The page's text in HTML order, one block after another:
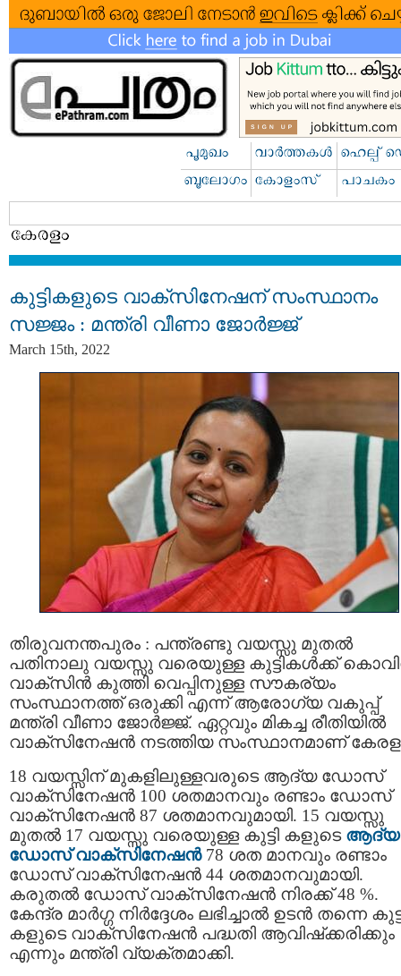
കുട്ടികളുടെ വാക്സിനേഷന് സംസ്ഥാനം
സജ്ജം : മന്ത്രി വീണാ ജോർജ്ജ്
March 15th, 2022
തിരുവനന്തപുരം : പന്ത്രണ്ടു വയസ്സു മുതല്‍
പതിനാലു വയസ്സു വരെയുള്ള കുട്ടികള്‍ക്ക്
വാക്സിന്‍ കുത്തി വെപ്പിനുള്ള സൗകര്യം
സംസ്ഥാനത്ത് ഒരുക്കി എന്ന് ആരോഗ്യ വകുപ്പ്
മന്ത്രി വീണാ ജോർജ്ജ്. ഏറ്റവും മികച്ച രീതിയിൽ
വാക്സിനേഷൻ നടത്തിയ സംസ്ഥാനമാണ്
18 വയസ്സിന് മുകളിലുള്ളവരുടെ ആദ്യ ഡോസ്
വാക്സിനേഷൻ 100 ശതമാനവും രണ്ടാം ഡോസ്
വാക്സിനേഷൻ 87 ശതമാനവുമായി. 15 വയസ്സു
മുതൽ 17 വയസ്സു വരെയുള്ള കുട്ടി കളുടെ ആദ്യ
ഡോസ് വാക്സിനേഷൻ78 ശത മാനവും രണ്ടാം
ഡോസ് വാക്സിനേഷൻ 44 ശതമാനവുമായി.
കരുതൽ ഡോസ് വാക്സിനേഷൻ നിരക്ക് 48 %.
കേന്ദ്ര മാർഗ്ഗ നിർദ്ദേശം ലഭിച്ചാല്‍ ഉടന്‍ തന്നെ
കളുടെ വാക്സിനേഷന്‍ പദ്ധതി ആവിഷ്‌ക്കരിക്കും
എന്നും മന്ത്രി വ്യക്തമാക്കി.